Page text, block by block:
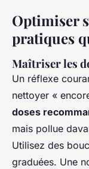
Optimiser
pratiques
Maîtriser les
Un réflexe
nettoyer «
doses
mais pollue
Utilisez des
graduées. Une